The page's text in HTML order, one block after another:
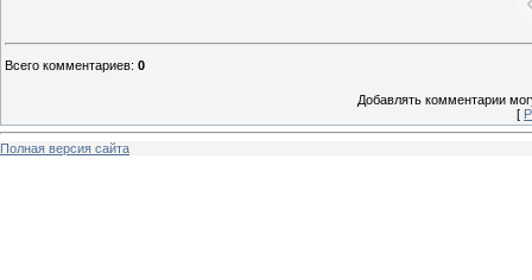
Всего комментариев: 0
Добавлять комментарии
[
Полная версия сайта